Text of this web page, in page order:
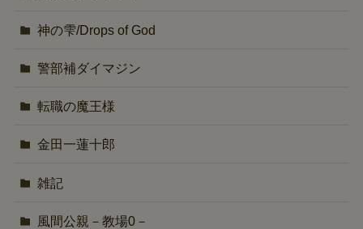
神の雫/Drops of God
警部補ダイマジン
転職の魔王様
金田一蓮十郎
雑記
風間公親－教場0－